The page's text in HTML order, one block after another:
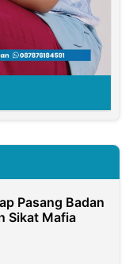
Pasang Badan
Sikat Mafia